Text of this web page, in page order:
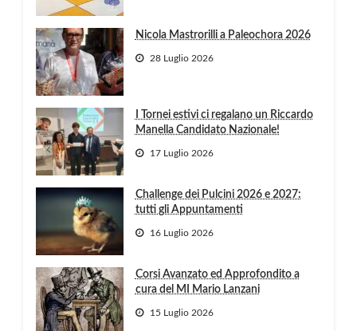
Nicola Mastrorilli a Paleochora 2026
28 Luglio 2026
I Tornei estivi ci regalano un Riccardo
Manella Candidato Nazionale!
17 Luglio 2026
Challenge dei Pulcini 2026 e 2027:
tutti gli Appuntamenti
16 Luglio 2026
Corsi Avanzato ed Approfondito a
cura del MI Mario Lanzani
15 Luglio 2026